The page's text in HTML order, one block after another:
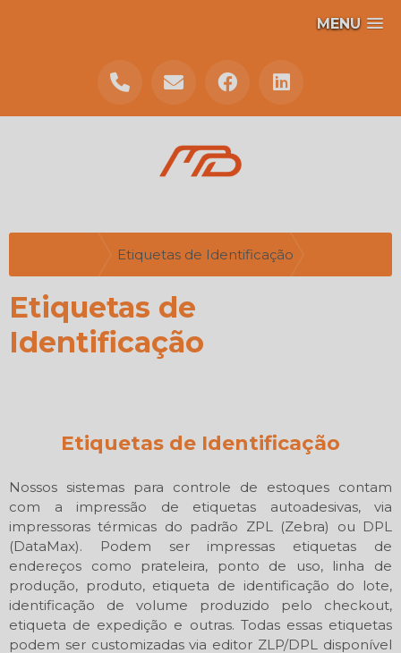
MENU
Etiquetas de Identificação
Etiquetas de
Identificação
Etiquetas de Identificação
Nossos sistemas para controle de estoques contam
com a impressão de etiquetas autoadesivas, via
impressoras térmicas do padrão ZPL (Zebra) ou DPL
(DataMax). Podem ser impressas etiquetas de
endereços como prateleira, ponto de uso, linha de
produção, produto, etiqueta de identificação do lote,
identificação de volume produzido pelo checkout,
etiqueta de expedição e outras. Todas essas etiquetas
podem ser customizadas via editor ZLP/DPL disponível